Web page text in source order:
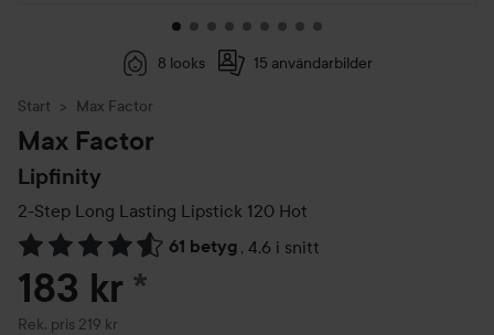
8 looks 15 användarbilder
Start Max Factor
Max Factor
Lipfinity
2-Step Long Lasting Lipstick 120 Hot
61 betyg , 4.6 i snitt
Hoppa till Betyg & kommentarer
183 kr *
Rek. pris 219 kr
Rekommenderat pris 219 kr